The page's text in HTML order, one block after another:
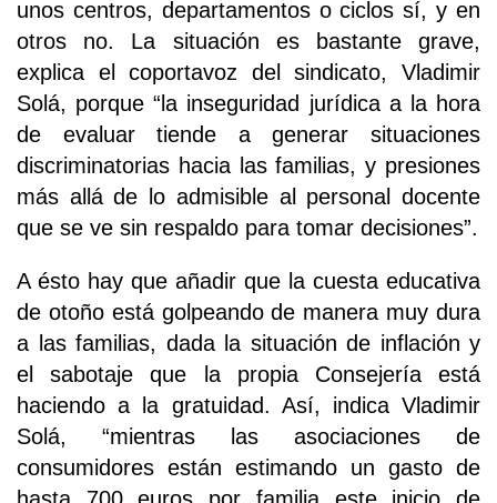
unos centros, departamentos o ciclos sí, y en
otros no. La situación es bastante grave,
explica el coportavoz del sindicato, Vladimir
Solá, porque “la inseguridad jurídica a la hora
de evaluar tiende a generar situaciones
discriminatorias hacia las familias, y presiones
más allá de lo admisible al personal docente
que se ve sin respaldo para tomar decisiones”.
A ésto hay que añadir que la cuesta educativa
de otoño está golpeando de manera muy dura
a las familias, dada la situación de inflación y
el sabotaje que la propia Consejería está
haciendo a la gratuidad. Así, indica Vladimir
Solá, “mientras las asociaciones de
consumidores están estimando un gasto de